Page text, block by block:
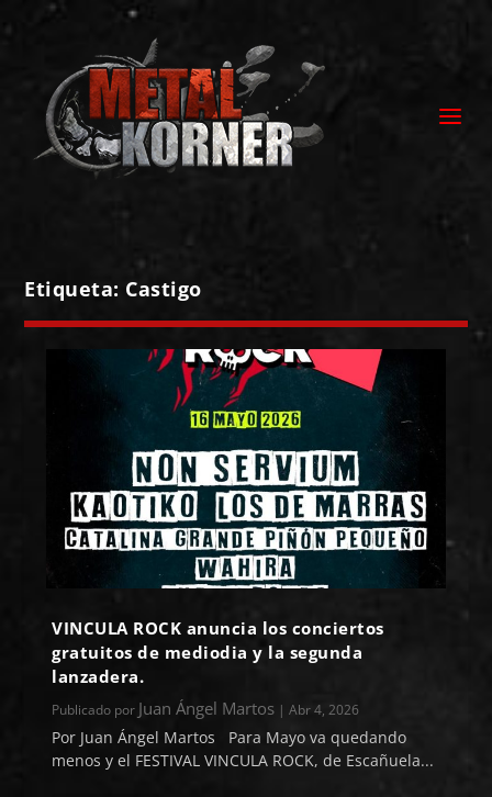
Etiqueta: Castigo
VINCULA ROCK anuncia los conciertos
gratuitos de mediodia y la segunda
lanzadera.
Publicado por Juan Ángel Martos |Abr 4, 2026
Por Juan Ángel Martos Para Mayo va quedando
menos y el FESTIVAL VINCULA ROCK, de Escañuela...